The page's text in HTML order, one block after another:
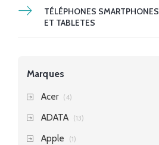
TÉLÉPHONES SMARTPHONES
ET TABLETES
Marques
Acer (4)
ADATA (13)
Apple (1)